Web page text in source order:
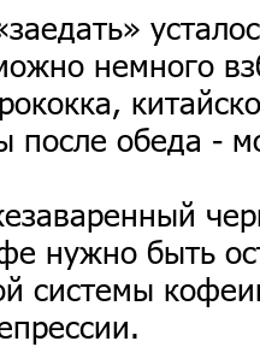
немного
после обеда -
нужно быть
системы